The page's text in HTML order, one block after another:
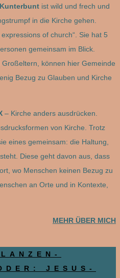
ist wild und frech und
in die Kirche gehen.
of church“. Sie hat 5
gemeinsam im Blick.
können hier Gemeinde
Bezug zu Glauben und Kirche
– Kirche anders ausdrücken.
von Kirche. Trotz
eines gemeinsam: die Haltung,
Diese geht davon aus, dass
wo Menschen keinen Bezug zu
an Orte und in Kontexte,
MEHR ÜBER MICH
JESUS-